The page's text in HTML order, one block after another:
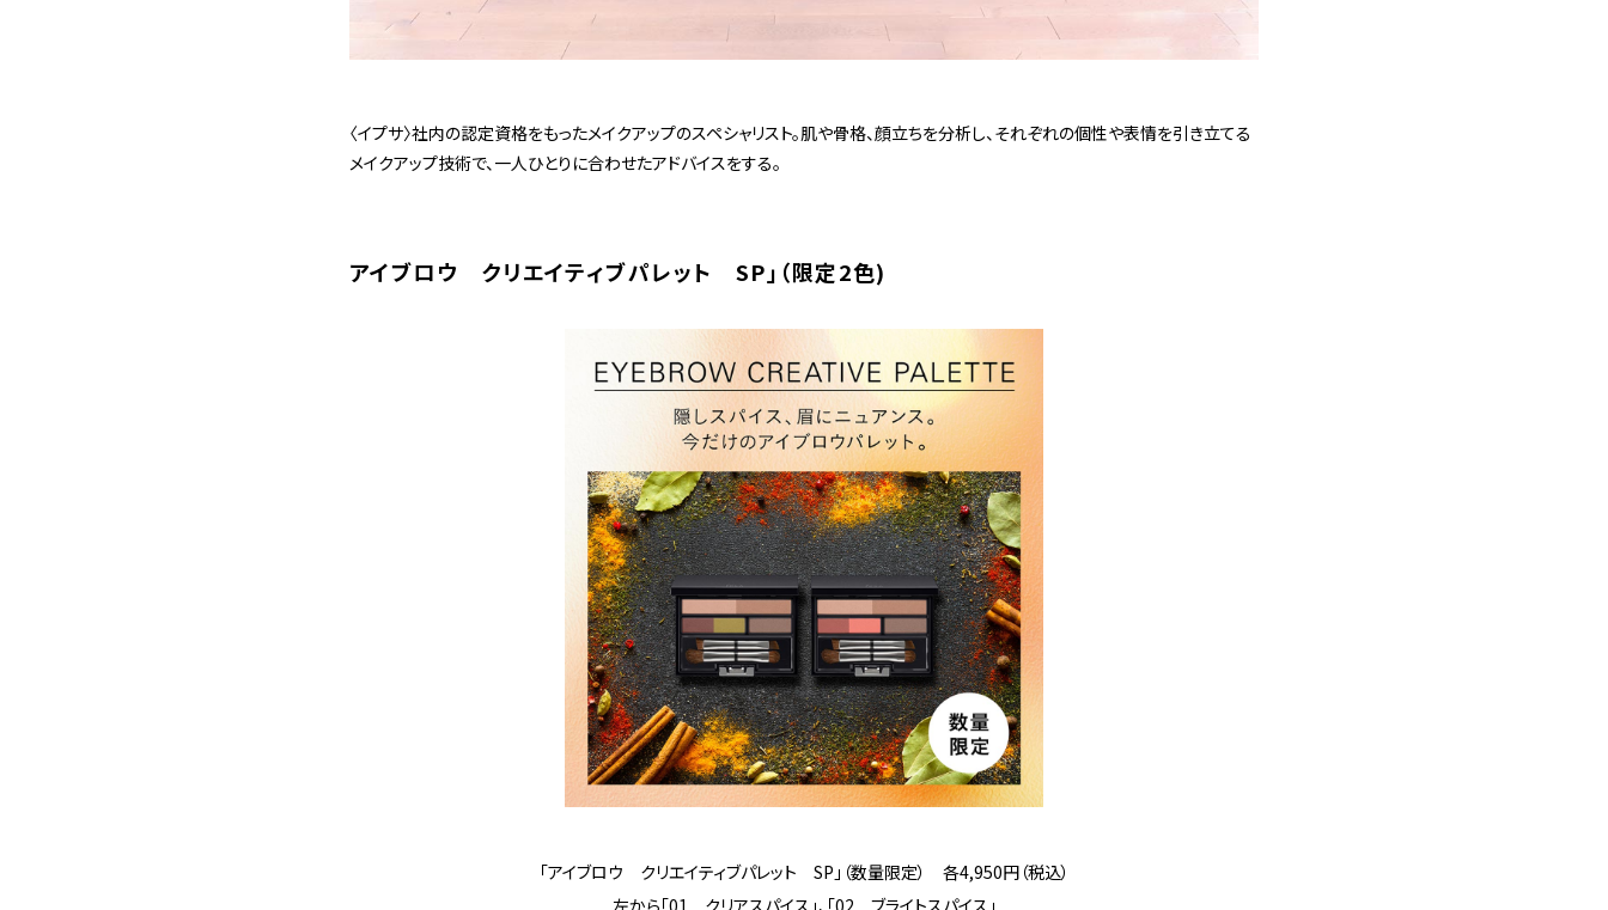
〈イプサ〉社内の認定資格をもったメイクアップのスペシャリスト。肌や骨格、顔立ちを分析し、それぞれの個性や表情を引き立てる
メイクアップ技術で、一人ひとりに合わせたアドバイスをする。
アイブロウ クリエイティブパレット SP」（限定2色)
「アイブロウ クリエイティブパレット SP」（数量限定） 各4,950円（税込）
左から「01 クリアスパイス」、「02 ブライトスパイス」